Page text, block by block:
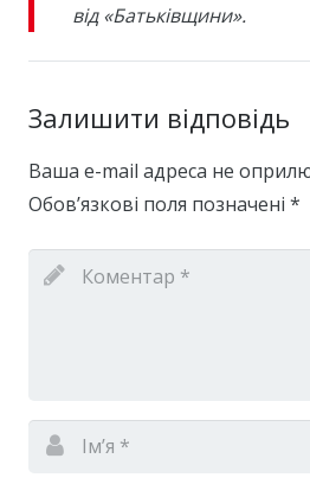
від «Батьківщини».
Залишити відповідь
Ваша e-mail адреса не
Обов’язкові поля позначені *